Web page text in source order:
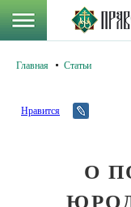
Главная Статьи
Нравится
О